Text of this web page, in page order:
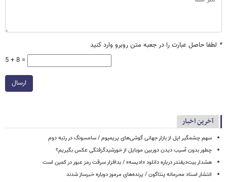
* لطفا حاصل عبارت را در جعبه متن روبرو وارد کنید
5 + 8 =
ارسال
آخرین اخبار
سهم چشمگیر اپل از بازار جهانی گوشی‌های پریمیوم / سامسونگ در رتبه دوم
چطور بدون آسیب دیدن دوربین موبایل از خورشیدگرفتگی عکس بگیریم؟
هشدار بیت‌دیفندر درباره دانلود «ادیسه» / بدافزار سرقت رمز عبور در کمین است
انتشار اسناد محرمانه پنتاگون / پرنده‌های مرموز دوباره خبرساز شدند